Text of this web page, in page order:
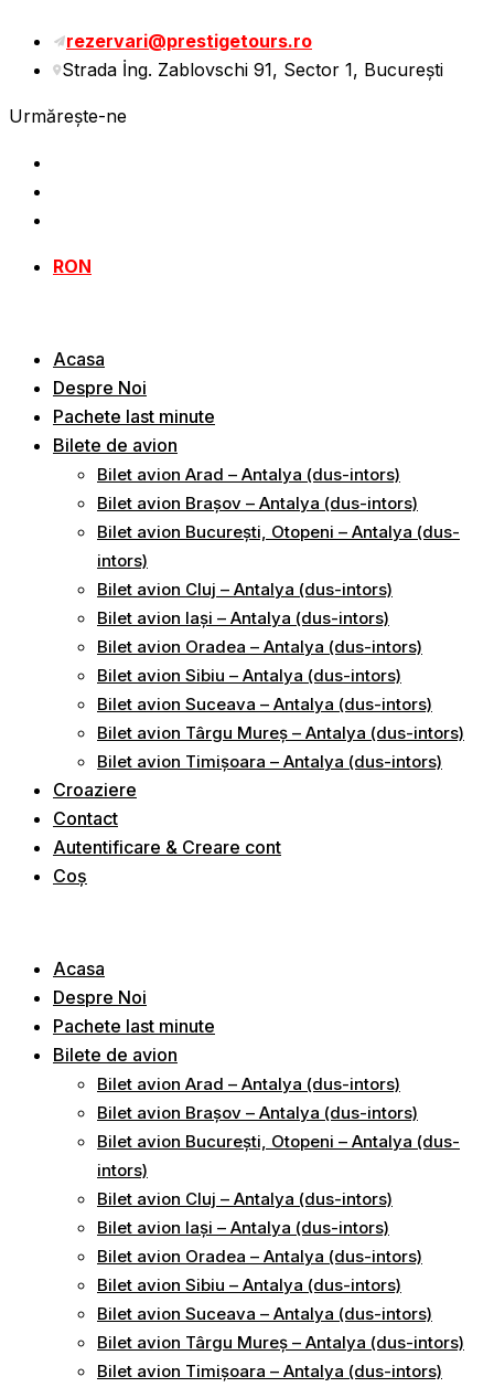
Sări
rezervari@prestigetours.ro
Strada İng. Zablovschi 91, Sector 1, Bucureşti
Urmărește-ne
RON
Acasa
Despre Noi
Pachete last minute
Bilete de avion
Bilet avion Arad – Antalya (dus-intors)
Bilet avion Brașov – Antalya (dus-intors)
Bilet avion București, Otopeni – Antalya (dus-
intors)
Bilet avion Cluj – Antalya (dus-intors)
Bilet avion Iași – Antalya (dus-intors)
Bilet avion Oradea – Antalya (dus-intors)
Bilet avion Sibiu – Antalya (dus-intors)
Bilet avion Suceava – Antalya (dus-intors)
Bilet avion Târgu Mureș – Antalya (dus-intors)
Bilet avion Timișoara – Antalya (dus-intors)
Croaziere
Contact
Autentificare & Creare cont
Coș
Acasa
Despre Noi
Pachete last minute
Bilete de avion
Bilet avion Arad – Antalya (dus-intors)
Bilet avion Brașov – Antalya (dus-intors)
Bilet avion București, Otopeni – Antalya (dus-
intors)
Bilet avion Cluj – Antalya (dus-intors)
Bilet avion Iași – Antalya (dus-intors)
Bilet avion Oradea – Antalya (dus-intors)
Bilet avion Sibiu – Antalya (dus-intors)
Bilet avion Suceava – Antalya (dus-intors)
Bilet avion Târgu Mureș – Antalya (dus-intors)
Bilet avion Timișoara – Antalya (dus-intors)